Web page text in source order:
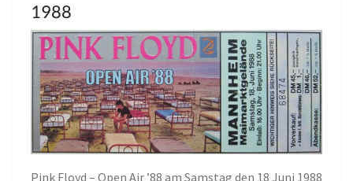
1988
Pink Floyd – Open Air ’88 am Samstag den 18 Juni 1988